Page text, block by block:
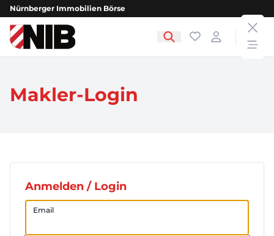
Nürnberger Immobilien Börse
NIB - Nürnberger Immobilien Börse Favoriten
Login
Makler-Login
Anmelden / Login
Email